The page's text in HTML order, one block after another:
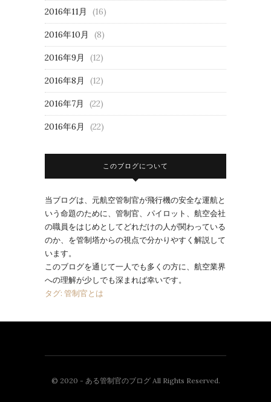
2016年11月 (16)
2016年10月 (8)
2016年9月 (12)
2016年8月 (12)
2016年7月 (22)
2016年6月 (22)
このブログについて
当ブログは、元航空管制官が飛行機の安全な運航と
いう命題のために、管制官、パイロット、航空会社
の職員をはじめとしてどれだけの人が関わっている
のか、を管制塔からの視点で分かりやすく解説して
います。
このブログを通じて一人でも多くの方に、航空業界
への理解が少しでも深まれば幸いです。
タグ: 管制官とは
© 2020 - ある管制官のブログ All Rights Reserved.